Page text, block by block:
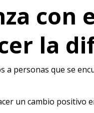
con
la
personas que se
un cambio positivo